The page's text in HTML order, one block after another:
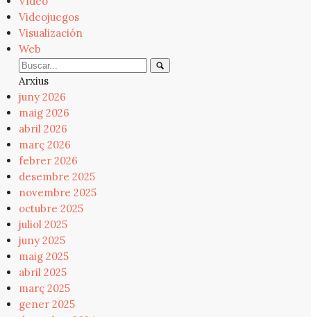
Videojuegos
Visualización
Web
Arxius
juny 2026
maig 2026
abril 2026
març 2026
febrer 2026
desembre 2025
novembre 2025
octubre 2025
juliol 2025
juny 2025
maig 2025
abril 2025
març 2025
gener 2025